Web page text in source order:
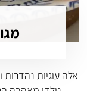
אלה עוגיות